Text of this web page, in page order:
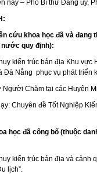
nay – Phó Bí thư Đảng ủy,
cứu khoa học đã và đang
quy định):
kiến trúc bản địa Khu
Đà Nẵng phục vụ phát triển
Người Chăm tại các Huyện
Chuyên đề Tốt Nghiệp
học đã công bố (thuộc
kiến trúc bản địa và
lịch”.